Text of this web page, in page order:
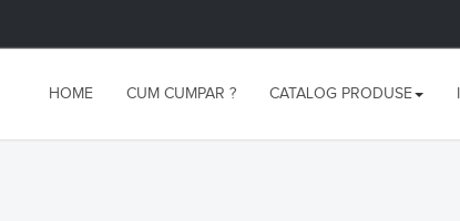
HOME CUM CUMPAR ? CATALOG PRODUSE